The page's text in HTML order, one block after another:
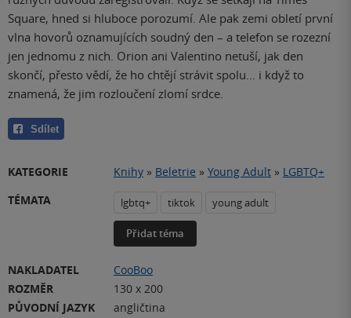
Square, hned si hluboce porozumí. Ale pak zemi obletí první
vlna hovorů oznamujících soudný den – a telefon se rozezní
jen jednomu z nich. Orion ani Valentino netuší, jak den
skončí, přesto vědí, že ho chtějí strávit spolu… i když to
znamená, že jim rozloučení zlomí srdce.
Sdílet
KATEGORIE Knihy » Beletrie » Young Adult » LGBTQ+
TÉMATA
lgbtq+ tiktok young adult
Přidat téma
NAKLADATEL
CooBoo
ROZMĚR
130 x 200
PŮVODNÍ JAZYK
angličtina